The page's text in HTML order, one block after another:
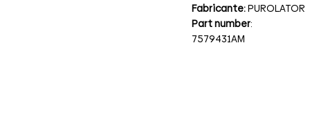
Fabricante:PUROLATOR
Part number:
7579431AM